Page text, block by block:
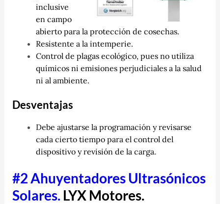
inclusive
en campo
abierto para la protección de cosechas.
Resistente a la intemperie.
Control de plagas ecológico, pues no utiliza
químicos ni emisiones perjudiciales a la salud
ni al ambiente.
Desventajas
Debe ajustarse la programación y revisarse
cada cierto tiempo para el control del
dispositivo y revisión de la carga.
#2 AhuyentadoresUltrasónicos
Solares. LYX Motores.